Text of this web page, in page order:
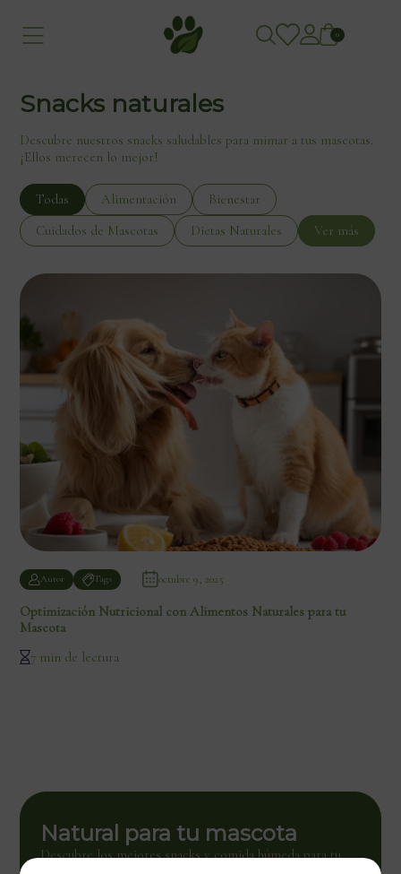
0
Snacks naturales
Descubre nuestros snacks saludables para mimar a tus mascotas.
¡Ellos merecen lo mejor!
Todas Alimentación
Bienestar
Cuidados de Mascotas
Dietas Naturales Ver más
Autor Tags octubre 9, 2025
Optimización Nutricional con Alimentos Naturales para tu
Mascota
7 min de lectura
Natural para tu mascota
Descubre los mejores snacks y comida húmeda para tu